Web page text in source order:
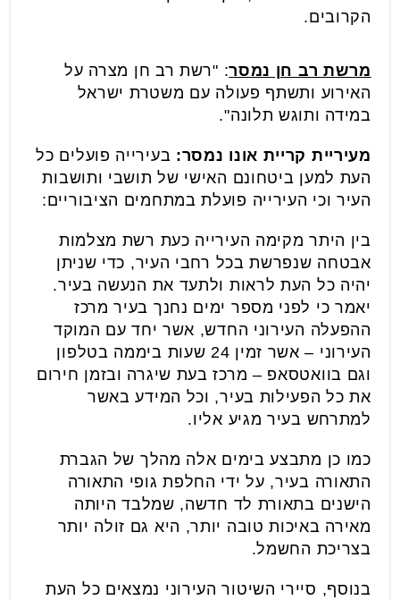
הקרובים.
מרשת רב חן נמסר: "רשת רב חן מצרה על
האירוע ותשתף פעולה עם משטרת ישראל
במידה ותוגש תלונה".
מעיריית קריית אונו נמסר: בעירייה פועלים כל
העת למען ביטחונם האישי של תושבי ותושבות
העיר וכי העירייה פועלת במתחמים הציבוריים:
בין היתר מקימה העירייה כעת רשת מצלמות
אבטחה שנפרשת בכל רחבי העיר, כדי שניתן
יהיה כל העת לראות ולתעד את הנעשה בעיר.
יאמר כי לפני מספר ימים נחנך בעיר מרכז
ההפעלה העירוני החדש, אשר יחד עם המוקד
העירוני – אשר זמין 24 שעות ביממה בטלפון
וגם בוואטסאפ – מרכז בעת שיגרה ובזמן חירום
את כל הפעילות בעיר, וכל המידע באשר
למתרחש בעיר מגיע אליו.
כמו כן מתבצע בימים אלה מהלך של הגברת
התאורה בעיר, על ידי החלפת גופי התאורה
הישנים בתאורת לד חדשה, שמלבד היותה
מאירה באיכות טובה יותר, היא גם זולה יותר
בצריכת החשמל.
בנוסף, סיירי השיטור העירוני נמצאים כל העת